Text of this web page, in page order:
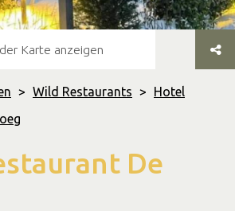
> Wild Restaurants >
Hotel
De
Karte anzeigen